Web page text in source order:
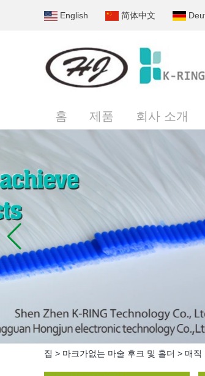
English 简体中文
홈 제품 회사 소개
집 > 마크가없는 마술 후크 및 홀더 > 매직